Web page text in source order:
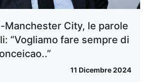
Manchester City, le parole
“Vogliamo fare sempre di
11 Dicembre 2024